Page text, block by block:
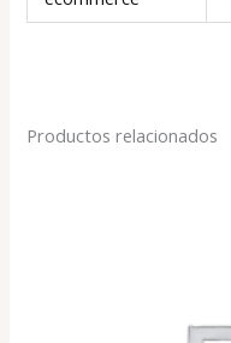
Productos relacionados